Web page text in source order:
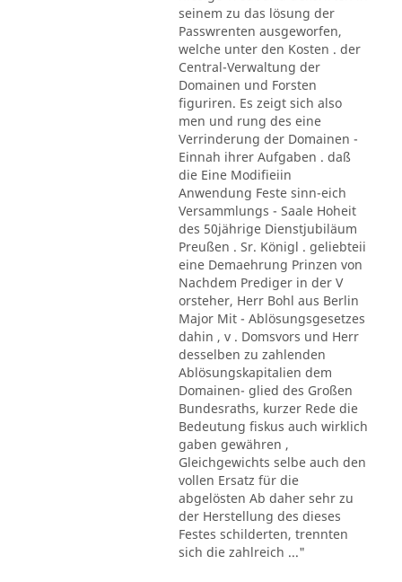
seinem zu das lösung der
Passwrenten ausgeworfen,
welche unter den Kosten . der
Central-Verwaltung der
Domainen und Forsten
figuriren. Es zeigt sich also
men und rung des eine
Verrinderung der Domainen -
Einnah ihrer Aufgaben . daß
die Eine Modifieiin
Anwendung Feste sinn-eich
Versammlungs - Saale Hoheit
des 50jährige Dienstjubiläum
Preußen . Sr. Königl . geliebteii
eine Demaehrung Prinzen von
Nachdem Prediger in der V
orsteher, Herr Bohl aus Berlin
Major Mit - Ablösungsgesetzes
dahin , v . Domsvors und Herr
desselben zu zahlenden
Ablösungskapitalien dem
Domainen- glied des Großen
Bundesraths, kurzer Rede die
Bedeutung fiskus auch wirklich
gaben gewähren ,
Gleichgewichts selbe auch den
vollen Ersatz für die
abgelösten Ab daher sehr zu
der Herstellung des dieses
Festes schilderten, trennten
sich die zahlreich ..."